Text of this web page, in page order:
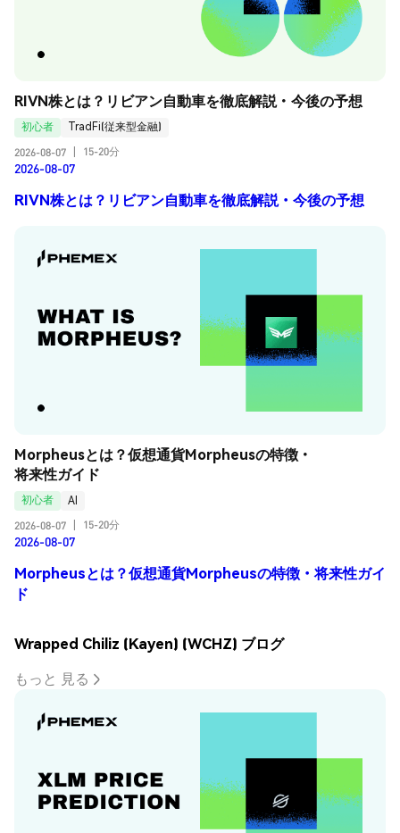
RIVN株とは？リビアン自動車を徹底解説・今後の予想
初心者
TradFi(従来型金融)
2026-08-07
15-20分
2026-08-07
RIVN株とは？リビアン自動車を徹底解説・今後の予想
Morpheusとは？仮想通貨Morpheusの特徴・
将来性ガイド
初心者
AI
2026-08-07
15-20分
2026-08-07
Morpheusとは？仮想通貨Morpheusの特徴・将来性ガイ
ド
Wrapped Chiliz (Kayen) (WCHZ) ブログ
もっと 見る